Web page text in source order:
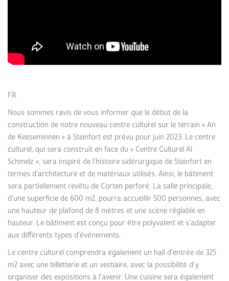
FR
Nous sommes ravis de vous informer que le début de la
construction de notre nouveau centre culturel sur le terrain « An
de Keeseminnen » à Steinfort est prévu pour juin 2023. Le centre
culturel, qui sera construit en face du « Centre Culturel Al
Schmelz », sera inspiré de l'histoire sidérurgique de Steinfort en
termes d'architecture et de matériaux utilisés. Ainsi, le bâtiment
sera partiellement revêtu de Corten perforé. La salle principale,
d'une superficie de 600 m2, pourra accueillir 500 personnes, avec
une hauteur de plafond de 8 mètres et une scène réglable en
hauteur. Le bâtiment est conçu pour être polyvalent et s'adapter
aux différents types d'événements.
Le centre culturel comprendra également un hall d'entrée de 325
m2 avec une billetterie et un vestiaire, avec la possibilité d’y
organiser des expositions à l'avenir. Une cuisine sera également